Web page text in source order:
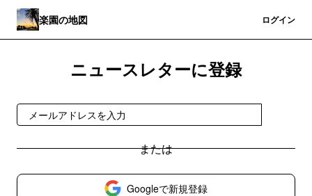
楽園の地図 ログイン
ニュースレターに登録
Googleで新規登録